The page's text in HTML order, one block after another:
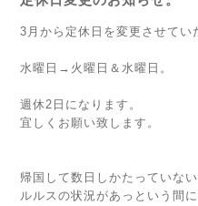
3月から定休日を変更させてい
水曜日→火曜日＆水曜日。
週休2日になります。
宜しくお願い致します。
帰国して数日しかたっていな
ルルスの状況があっという間